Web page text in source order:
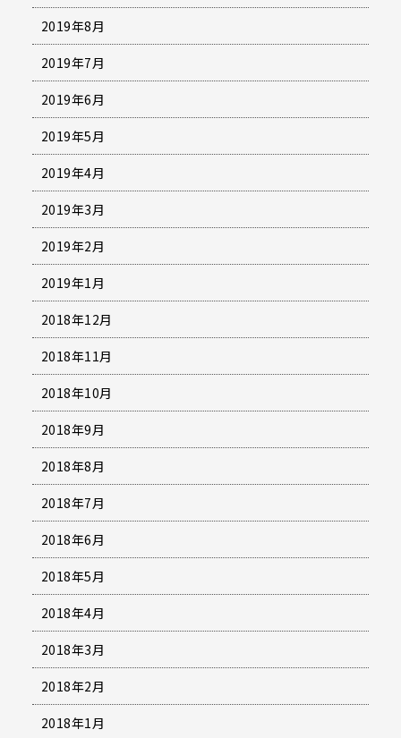
2019年8月
2019年7月
2019年6月
2019年5月
2019年4月
2019年3月
2019年2月
2019年1月
2018年12月
2018年11月
2018年10月
2018年9月
2018年8月
2018年7月
2018年6月
2018年5月
2018年4月
2018年3月
2018年2月
2018年1月